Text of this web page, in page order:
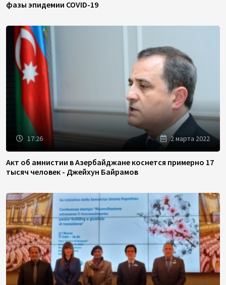
фазы эпидемии COVID-19
17:26 2 марта 2022
Акт об амнистии в Азербайджане коснется примерно 17
тысяч человек - Джейхун Байрамов